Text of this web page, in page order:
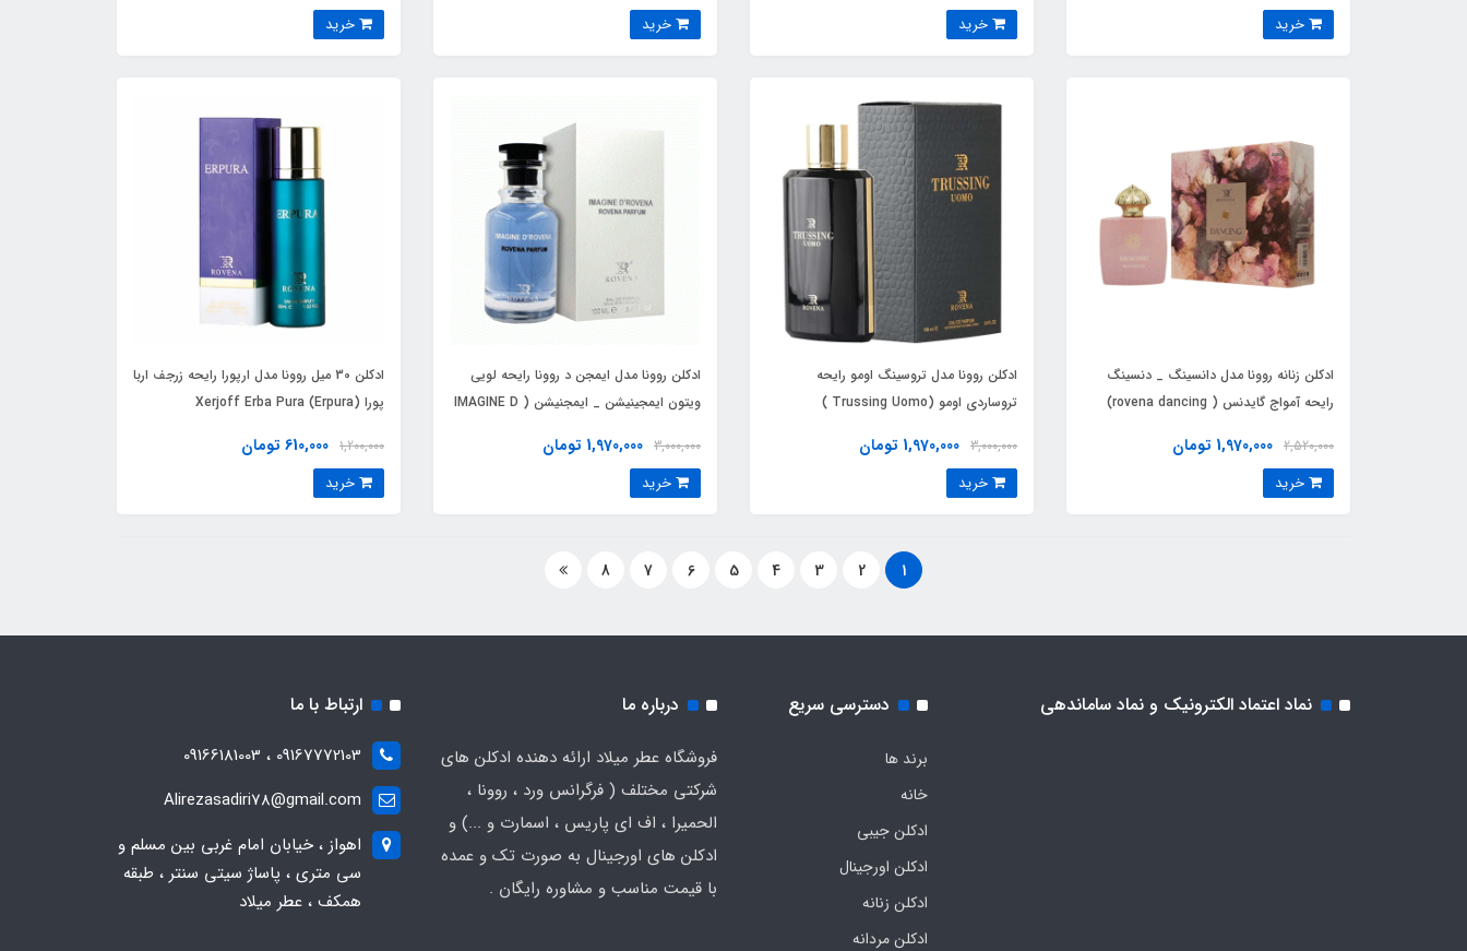
ادکلن زنانه روونا مدل دانسینگ _ دنسینگ
رایحه آمواج گایدنس ( rovena dancing)
2,520,000 1,970,000 تومان
ادکلن روونا مدل تروسینگ اومو رایحه
تروساردی اومو (Trussing Uomo )
3,000,000 1,970,000 تومان
ادکلن روونا مدل ایمجن د روونا رایحه لویی
ویتون ایمجینیشن _ ایمجنیشن ( IMAGINE D
3,000,000 1,970,000 تومان
ادکلن 30 میل روونا مدل ارپورا رایحه زرجف اربا
پورا (Erpura) Xerjoff Erba Pura
1,200,000 610,000 تومان
1
2
3
4
5
6
7
8
نماد اعتماد الکترونیک و نماد ساماندهی دسترسی سریع
برند ها
خانه
ادکلن جیبی
ادکلن اورجینال
ادکلن زنانه
ادکلن مردانه
درباره ما
فروشگاه عطر میلاد ارائه دهنده ادکلن های
شرکتی مختلف ( فرگرانس ورد ، روونا ،
الحمیرا ، اف ای پاریس ، اسمارت و ...) و
ادکلن های اورجینال به صورت تک و عمده
با قیمت مناسب و مشاوره رایگان .
ارتباط با ما
09167772103 ، 09166181003
Alirezasadiri78@gmail.com
اهواز ، خیابان امام غربی بین مسلم و
سی متری ، پاساژ سیتی سنتر ، طبقه
همکف ، عطر میلاد